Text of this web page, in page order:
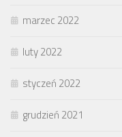
marzec 2022
luty 2022
styczeń 2022
grudzień 2021